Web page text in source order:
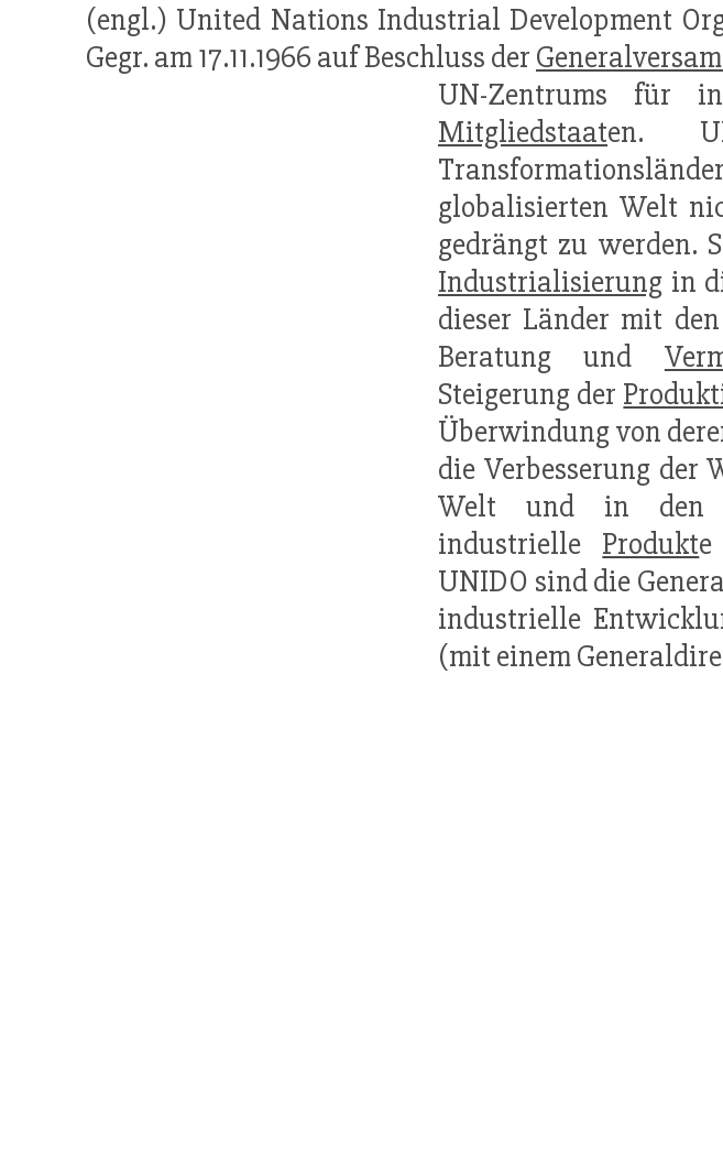
(engl.) United Nations Industrial Development
Gegr. am 17.11.1966 auf Beschluss der
UN-Zentrums für
Mitgliedstaaten.
globalisierten Welt
gedrängt zu werden.
Industrialisierung in
dieser Länder mit
Beratung und
Steigerung der
Überwindung von
die Verbesserung der
Welt und in den
industrielle Produkt
UNIDO sind die
industrielle
(mit einem